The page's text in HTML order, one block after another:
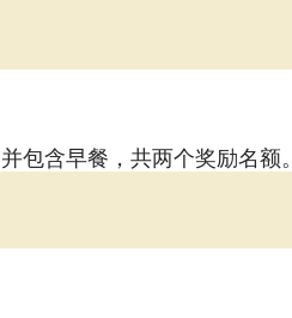
包含早餐，共两个奖励名额。